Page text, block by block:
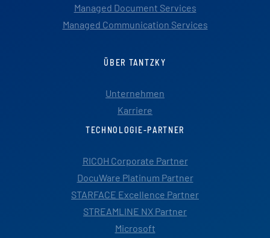
Managed Document Services
Managed Communication Services
ÜBER TANTZKY
Unternehmen
Karriere
TECHNOLOGIE-PARTNER
RICOH Corporate Partner
DocuWare Platinum Partner
STARFACE Excellence Partner
STREAMLINE NX Partner
Microsoft